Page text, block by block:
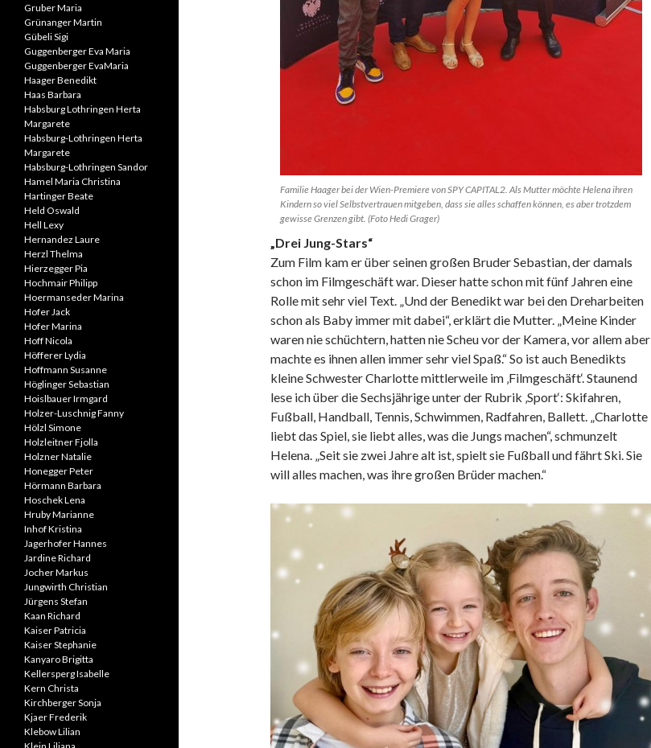
Familie Haager bei der Wien-Premiere von SPY CAPITAL2. Als Mutter möchte Helena ihren
Kindern so viel Selbstvertrauen mitgeben, dass sie alles schaffen können, es aber trotzdem
gewisse Grenzen gibt. (Foto Hedi Grager)
„Drei Jung-Stars“
Zum Film kam er über seinen großen Bruder Sebastian, der damals
schon im Filmgeschäft war. Dieser hatte schon mit fünf Jahren eine
Rolle mit sehr viel Text. „Und der Benedikt war bei den Dreharbeiten
schon als Baby immer mit dabei“, erklärt die Mutter. „Meine Kinder
waren nie schüchtern, hatten nie Scheu vor der Kamera, vor allem aber
machte es ihnen allen immer sehr viel Spaß.“ So ist auch Benedikts
kleine Schwester Charlotte mittlerweile im ‚Filmgeschäft‘. Staunend
lese ich über die Sechsjährige unter der Rubrik ‚Sport‘: Skifahren,
Fußball, Handball, Tennis, Schwimmen, Radfahren, Ballett. „Charlotte
liebt das Spiel, sie liebt alles, was die Jungs machen“, schmunzelt
Helena. „Seit sie zwei Jahre alt ist, spielt sie Fußball und fährt Ski. Sie
will alles machen, was ihre großen Brüder machen.“
Gruber Maria
Grünanger Martin
Gübeli Sigi
Guggenberger Eva Maria
Guggenberger EvaMaria
Haager Benedikt
Haas Barbara
Habsburg Lothringen Herta
Margarete
Habsburg-Lothringen Herta
Margarete
Habsburg-Lothringen Sandor
Hamel Maria Christina
Hartinger Beate
Held Oswald
Hell Lexy
Hernandez Laure
Herzl Thelma
Hierzegger Pia
Hochmair Philipp
Hoermanseder Marina
Hofer Jack
Hofer Marina
Hoff Nicola
Höfferer Lydia
Hoffmann Susanne
Höglinger Sebastian
Hoislbauer Irmgard
Holzer-Luschnig Fanny
Hölzl Simone
Holzleitner Fjolla
Holzner Natalie
Honegger Peter
Hörmann Barbara
Hoschek Lena
Hruby Marianne
Inhof Kristina
Jagerhofer Hannes
Jardine Richard
Jocher Markus
Jungwirth Christian
Jürgens Stefan
Kaan Richard
Kaiser Patricia
Kaiser Stephanie
Kanyaro Brigitta
Kellersperg Isabelle
Kern Christa
Kirchberger Sonja
Kjaer Frederik
Klebow Lilian